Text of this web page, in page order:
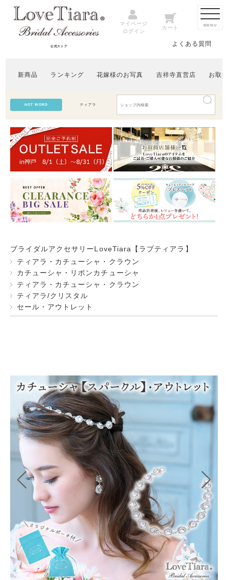
公式ストア
マイページ
ログイン
カート
よくある質問
新商品 ランキング 花嫁様のお写真 吉祥寺直営店 お取
HOT WORD ティアラ
MENU
ブライダルアクセサリーLoveTiara【ラブティアラ】
ティアラ・カチューシャ・クラウン
カチューシャ・リボンカチューシャ
ティアラ・カチューシャ・クラウン
ティアラ/クリスタル
セール・アウトレット